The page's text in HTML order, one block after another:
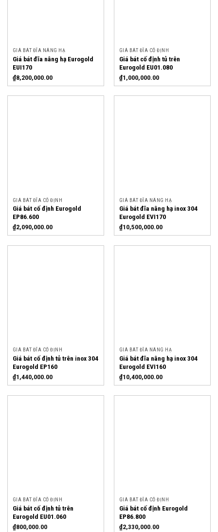
GIÁ BÁT ĐĨA NÂNG HẠ
Giá bát đĩa nâng hạ Eurogold
EUI170
₫8,200,000.00
GIÁ BÁT ĐĨA CỐ ĐỊNH
Giá bát cố định tủ trên
Eurogold EU01.080
₫1,000,000.00
GIÁ BÁT ĐĨA CỐ ĐỊNH
Giá bát cố định Eurogold
EP86.600
₫2,090,000.00
GIÁ BÁT ĐĨA NÂNG HẠ
Giá bát đĩa nâng hạ inox 304
Eurogold EVI170
₫10,500,000.00
GIÁ BÁT ĐĨA CỐ ĐỊNH
Giá bát cố định tủ trên inox 304
Eurogold EP160
₫1,440,000.00
GIÁ BÁT ĐĨA NÂNG HẠ
Giá bát đĩa nâng hạ inox 304
Eurogold EVI160
₫10,400,000.00
GIÁ BÁT ĐĨA CỐ ĐỊNH
Giá bát cố định tủ trên
Eurogold EU01.060
₫800,000.00
GIÁ BÁT ĐĨA CỐ ĐỊNH
Giá bát cố định Eurogold
EP86.800
₫2,330,000.00